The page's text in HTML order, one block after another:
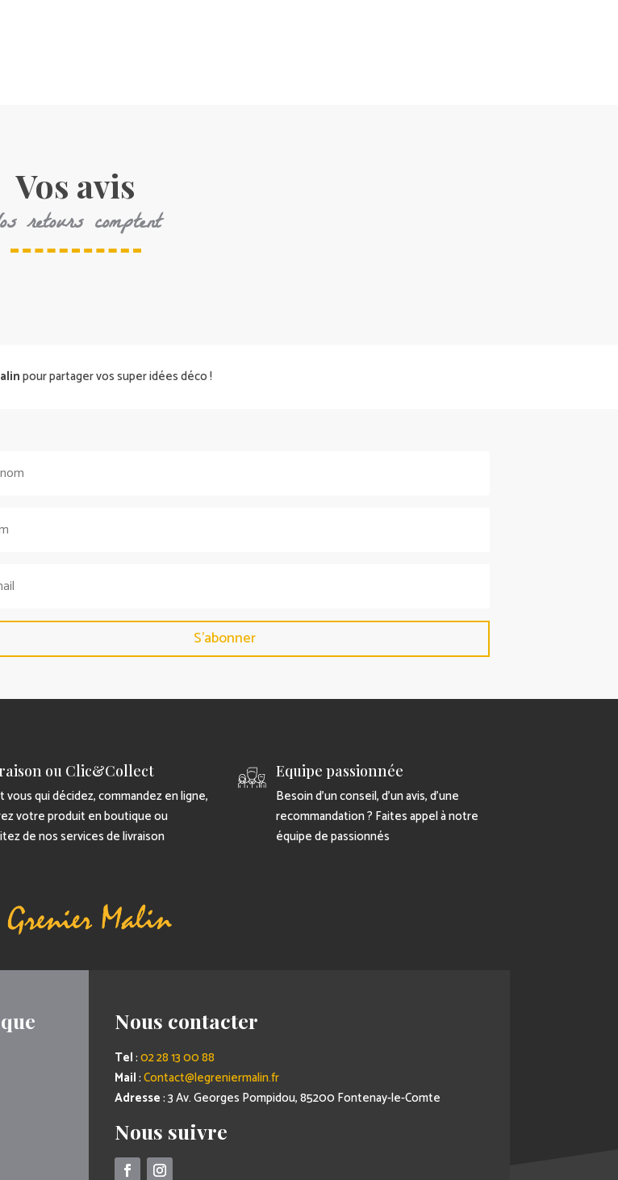
Vos avis
retours comptent
pour partager vos super idées déco !
S'abonner
ou Clic&Collect
vous qui décidez, commandez en ligne,
votre produit en boutique ou
de nos services de livraison
Equipe passionnée
Besoin d’un conseil, d’un avis, d’une
recommandation ? Faites appel à notre
équipe de passionnés
Nous contacter
Tel:02 28 13 00 88
Mail:Contact@legreniermalin.fr
Adresse: 3 Av. Georges Pompidou, 85200 Fontenay-le-Comte
Nous suivre